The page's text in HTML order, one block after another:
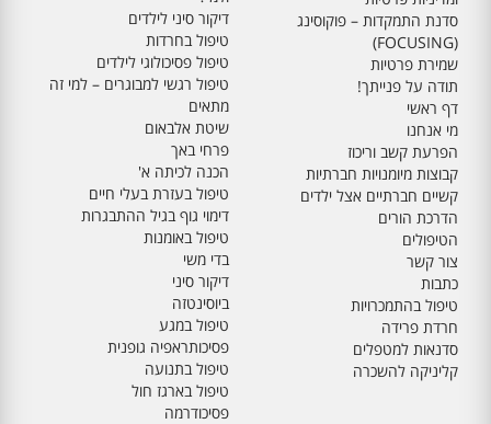
סדנת התמקדות – פוקוסינג
(FOCUSING)
שמירת פרטיות
תודה על פנייתך!
דף ראשי
מי אנחנו
הפרעת קשב וריכוז
קבוצות מיומנויות חברתיות
קשיים חברתיים אצל ילדים
הדרכת הורים
הטיפולים
צור קשר
כתבות
טיפול בהתמכרויות
חרדת פרידה
סדנאות למטפלים
קליניקה להשכרה
דיקור סיני לילדים
טיפול בחרדות
טיפול פסיכולוגי לילדים
טיפול רגשי למבוגרים – למי זה
מתאים
שיטת אלבאום
פרחי באך
הכנה לכיתה א'
טיפול בעזרת בעלי חיים
דימוי גוף בגיל ההתבגרות
טיפול באומנות
בדי משי
דיקור סיני
ביוסינטזה
טיפול במגע
פסיכותראפיה גופנית
טיפול בתנועה
טיפול בארגז חול
פסיכודרמה